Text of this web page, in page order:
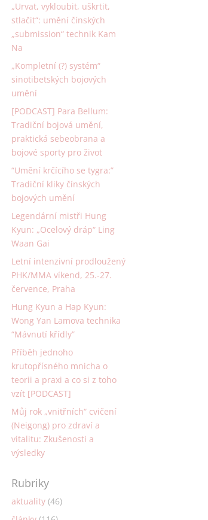
„Urvat, vykloubit, uškrtit,
stlačit“: umění čínských
„submission“ technik Kam
Na
„Kompletní (?) systém“
sinotibetských bojových
umění
[PODCAST] Para Bellum:
Tradiční bojová umění,
praktická sebeobrana a
bojové sporty pro život
“Umění krčícího se tygra:”
Tradiční kliky čínských
bojových umění
Legendární mistři Hung
Kyun: „Ocelový dráp“ Ling
Waan Gai
Letní intenzivní prodloužený
PHK/MMA víkend, 25.-27.
července, Praha
Hung Kyun a Hap Kyun:
Wong Yan Lamova technika
“Mávnutí křídly”
Příběh jednoho
krutopřísného mnicha o
teorii a praxi a co si z toho
vzít [PODCAST]
Můj rok „vnitřních“ cvičení
(Neigong) pro zdraví a
vitalitu: Zkušenosti a
výsledky
Rubriky
aktuality (46)